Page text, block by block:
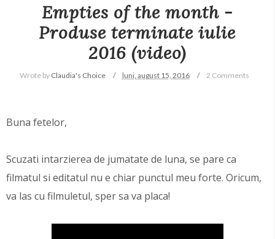
Empties of the month -
Produse terminate iulie
2016 (video)
Wrote by Claudia's Choice luni, august 15, 2016 2 Comments
Buna fetelor,
Scuzati intarzierea de jumatate de luna, se pare ca
filmatul si editatul nu e chiar punctul meu forte. Oricum,
va las cu filmuletul, sper sa va placa!